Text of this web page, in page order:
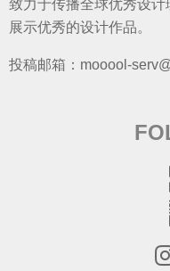
致力于传播全球优秀设
展示优秀的设计作品。
投稿邮箱：mooool-